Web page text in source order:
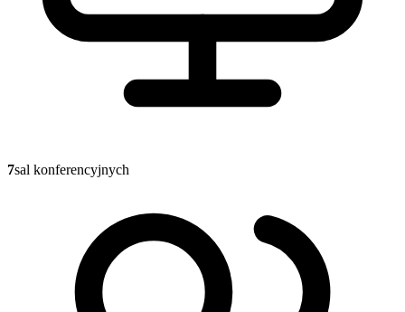
7sal konferencyjnych